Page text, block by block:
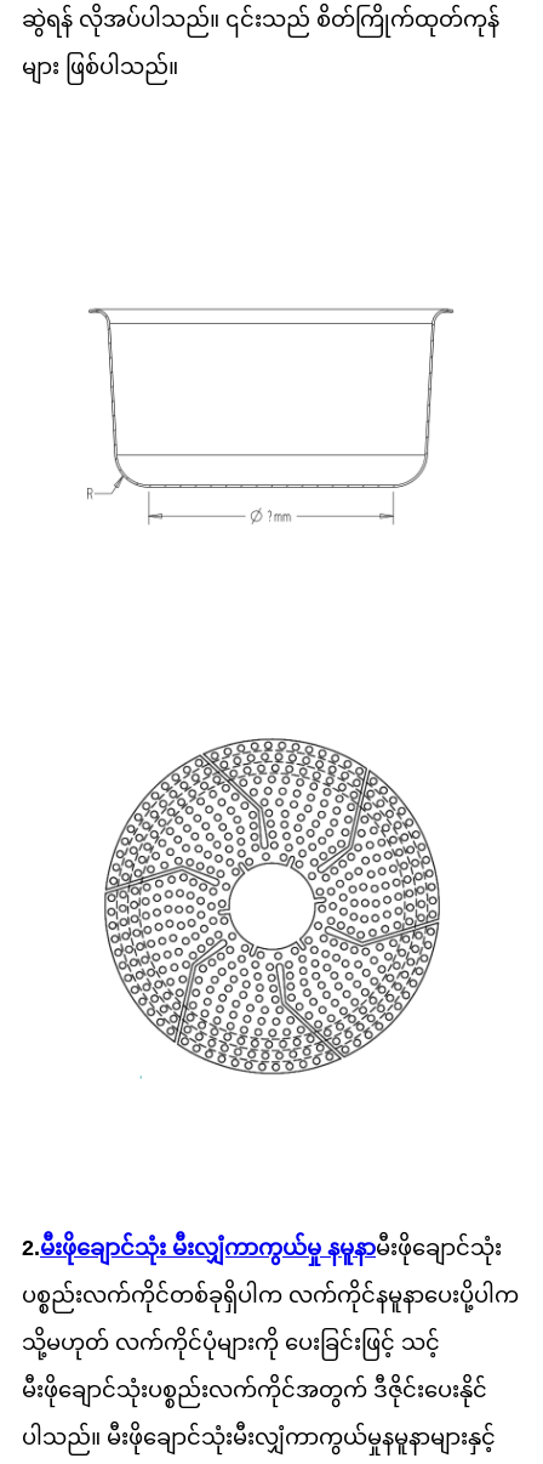
ဆွဲရန် လိုအပ်ပါသည်။ ၎င်းသည် စိတ်ကြိုက်ထုတ်ကုန်
များ ဖြစ်ပါသည်။
2.မီးဖိုချောင်သုံး မီးလျှံကာကွယ်မှု နမူနာမီးဖိုချောင်သုံး
ပစ္စည်းလက်ကိုင်တစ်ခုရှိပါက လက်ကိုင်နမူနာပေးပို့ပါက
သို့မဟုတ် လက်ကိုင်ပုံများကို ပေးခြင်းဖြင့် သင့်
မီးဖိုချောင်သုံးပစ္စည်းလက်ကိုင်အတွက် ဒီဇိုင်းပေးနိုင်
ပါသည်။ မီးဖိုချောင်သုံးမီးလျှံကာကွယ်မှုနမူနာများနှင့်